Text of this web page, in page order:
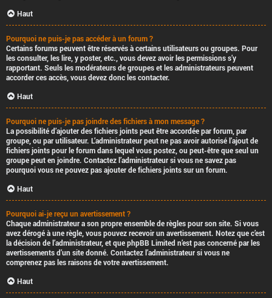
Haut
Pourquoi ne puis-je pas accéder à un forum ?
Certains forums peuvent être réservés à certains utilisateurs ou groupes. Pour
les consulter, les lire, y poster, etc., vous devez avoir les permissions s’y
rapportant. Seuls les modérateurs de groupes et les administrateurs peuvent
accorder ces accès, vous devez donc les contacter.
Haut
Pourquoi ne puis-je pas joindre des fichiers à mon message ?
La possibilité d’ajouter des fichiers joints peut être accordée par forum, par
groupe, ou par utilisateur. L’administrateur peut ne pas avoir autorisé l’ajout de
fichiers joints pour le forum dans lequel vous postez, ou peut-être que seul un
groupe peut en joindre. Contactez l’administrateur si vous ne savez pas
pourquoi vous ne pouvez pas ajouter de fichiers joints sur un forum.
Haut
Pourquoi ai-je reçu un avertissement ?
Chaque administrateur a son propre ensemble de règles pour son site. Si vous
avez dérogé à une règle, vous pouvez recevoir un avertissement. Notez que c’est
la décision de l’administrateur, et que phpBB Limited n’est pas concerné par les
avertissements d’un site donné. Contactez l’administrateur si vous ne
comprenez pas les raisons de votre avertissement.
Haut